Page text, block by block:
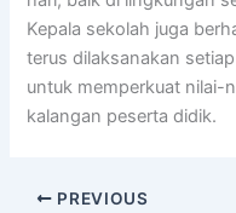
Kepala sekolah juga
terus dilaksanakan
untuk memperkuat nilai-
kalangan peserta didik.
PREVIOUS